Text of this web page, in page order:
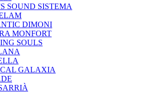
SOUND SISTEMA
DIMONI
MONFORT
SOULS
GALAXIA